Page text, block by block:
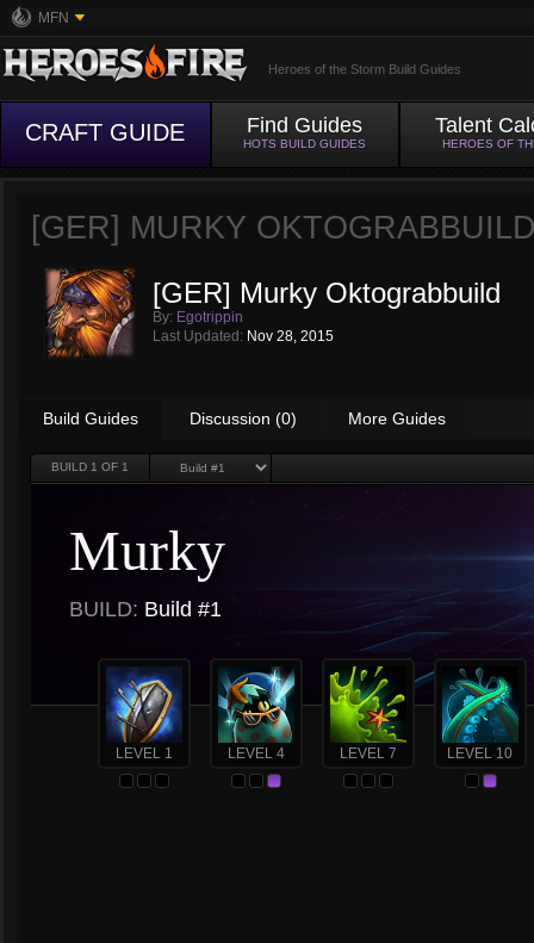
MFN
Heroes of the Storm Build Guides
CRAFT GUIDE Find Guides
HOTS BUILD GUIDES
Talent
HEROES OF
[GER] MURKY
[GER] Murky Oktograbbuild
By: Egotrippin
Last Updated: Nov 28, 2015
Build Guides Discussion (0) More Guides
BUILD 1 OF 1
Murky
BUILD: Build #1
LEVEL 1 LEVEL 4 LEVEL 7 LEVEL 10